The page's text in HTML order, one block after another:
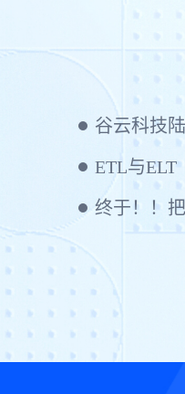
ETL与ELT
终于！！